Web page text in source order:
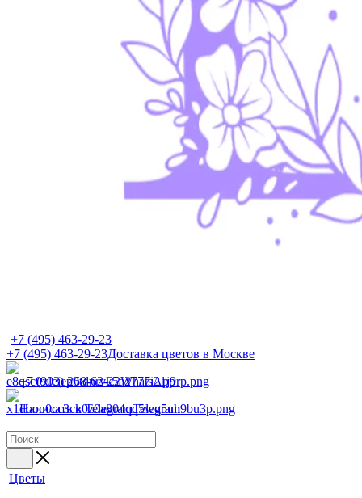
+7 (495) 463-29-23
+7 (495) 463-29-23Доставка цветов в Москве
+7 (903) 268-62-22WhatsApp
Написать в TelegramTelegram
Цветы